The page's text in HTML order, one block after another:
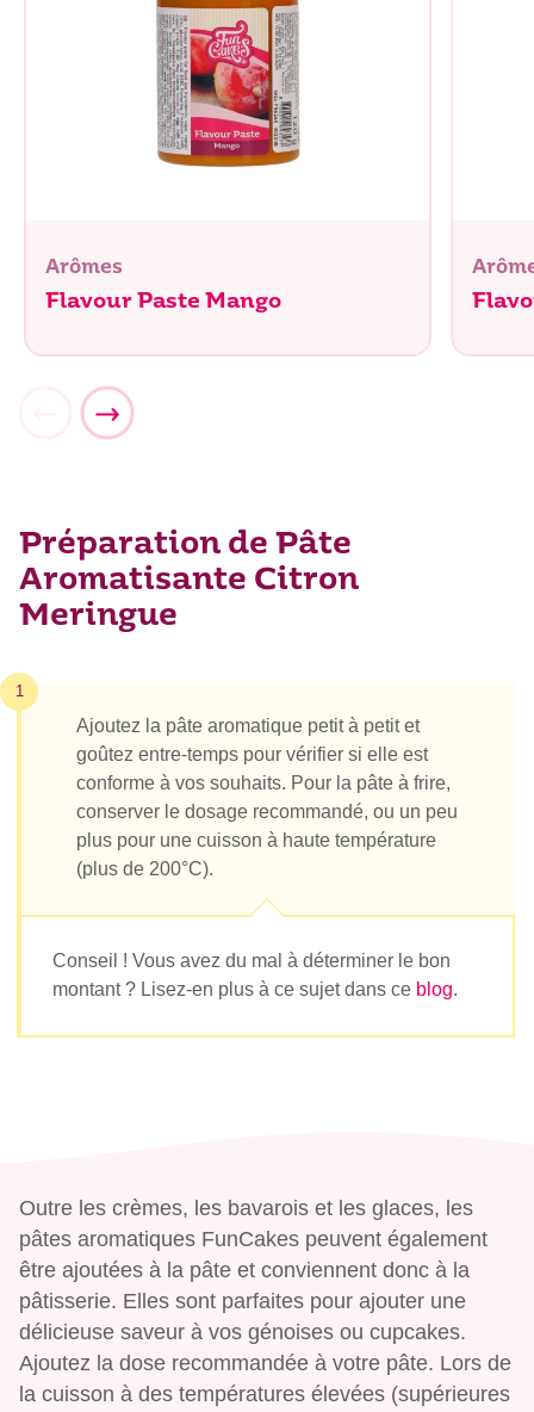
Arômes
Flavour Paste Mango
Préparation de Pâte
Aromatisante Citron
Meringue
1
Ajoutez la pâte aromatique petit à petit et
goûtez entre-temps pour vérifier si elle est
conforme à vos souhaits. Pour la pâte à frire,
conserver le dosage recommandé, ou un peu
plus pour une cuisson à haute température
(plus de 200°C).
Conseil ! Vous avez du mal à déterminer le bon
montant ? Lisez-en plus à ce sujet dans ce blog.
Outre les crèmes, les bavarois et les glaces, les
pâtes aromatiques FunCakes peuvent également
être ajoutées à la pâte et conviennent donc à la
pâtisserie. Elles sont parfaites pour ajouter une
délicieuse saveur à vos génoises ou cupcakes.
Ajoutez la dose recommandée à votre pâte. Lors de
la cuisson à des températures élevées (supérieures